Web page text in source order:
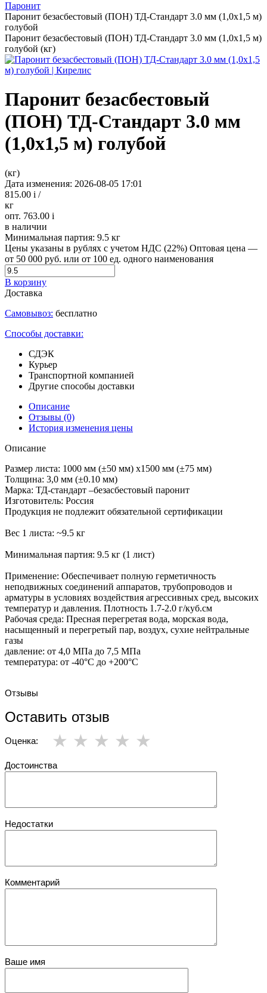
Паронит
Паронит безасбестовый (ПОН) ТД-Стандарт 3.0 мм (1,0х1,5 м)
голубой
Паронит безасбестовый (ПОН) ТД-Стандарт 3.0 мм (1,0х1,5 м)
голубой (кг)
Паронит безасбестовый
(ПОН) ТД-Стандарт 3.0 мм
(1,0х1,5 м) голубой
(кг)
Дата изменения: 2026-08-05 17:01
815.00 i /
кг
опт. 763.00 i
в наличии
Минимальная партия: 9.5 кг
Цены указаны в рублях с учетом НДС (22%) Оптовая цена —
от 50 000 руб. или от 100 ед. одного наименования
В корзину
Доставка
Самовывоз: бесплатно
Способы доставки:
СДЭК
Курьер
Транспортной компанией
Другие способы доставки
Описание
Отзывы (0)
История изменения цены
Описание
Размер листа: 1000 мм (±50 мм) х1500 мм (±75 мм)
Толщина: 3,0 мм (±0.10 мм)
Марка: ТД-стандарт –безасбестовый паронит
Изготовитель: Россия
Продукция не подлежит обязательной сертификации
Вес 1 листа: ~9.5 кг
Минимальная партия: 9.5 кг (1 лист)
Применение: Обеспечивает полную герметичность
неподвижных соединений аппаратов, трубопроводов и
арматуры в условиях воздействия агрессивных сред, высоких
температур и давления. Плотность 1.7-2.0 г/куб.см
Рабочая среда: Пресная перегретая вода, морская вода,
насыщенный и перегретый пар, воздух, сухие нейтральные
газы
давление: от 4,0 МПа до 7,5 МПа
температура: от -40°C до +200°C
Отзывы
Оставить отзыв
Оценка:
Достоинства
Недостатки
Комментарий
Ваше имя